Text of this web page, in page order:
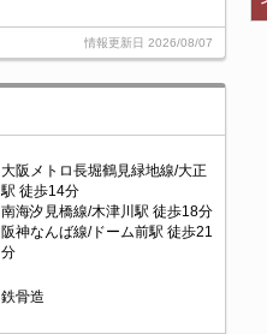
情報更新日 2026/08/07
大阪メトロ長堀鶴見緑地線/大正
駅 徒歩14分
南海汐見橋線/木津川駅 徒歩18分
阪神なんば線/ドーム前駅 徒歩21
分
鉄骨造